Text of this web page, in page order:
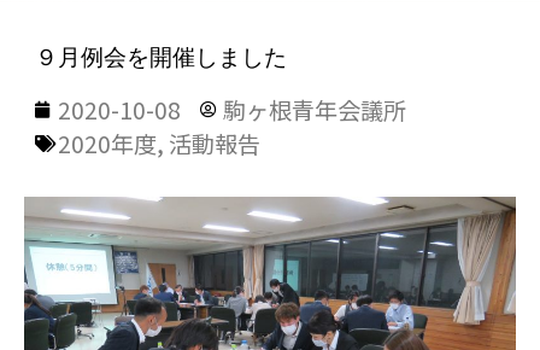
９月例会を開催しました
2020-10-08
駒ヶ根青年会議所
2020年度, 活動報告